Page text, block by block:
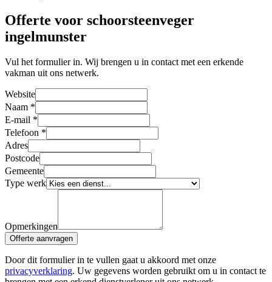
Offerte voor schoorsteenveger
ingelmunster
Vul het formulier in. Wij brengen u in contact met een erkende
vakman uit ons netwerk.
Website
Naam *
E-mail *
Telefoon *
Adres
Postcode
Gemeente
Type werk
Opmerkingen
Offerte aanvragen
Door dit formulier in te vullen gaat u akkoord met onze
privacyverklaring. Uw gegevens worden gebruikt om u in contact te